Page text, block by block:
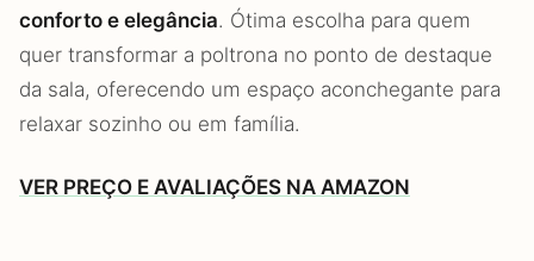
conforto e elegância. Ótima escolha para quem
quer transformar a poltrona no ponto de destaque
da sala, oferecendo um espaço aconchegante para
relaxar sozinho ou em família.
VER PREÇO E AVALIAÇÕES NA AMAZON